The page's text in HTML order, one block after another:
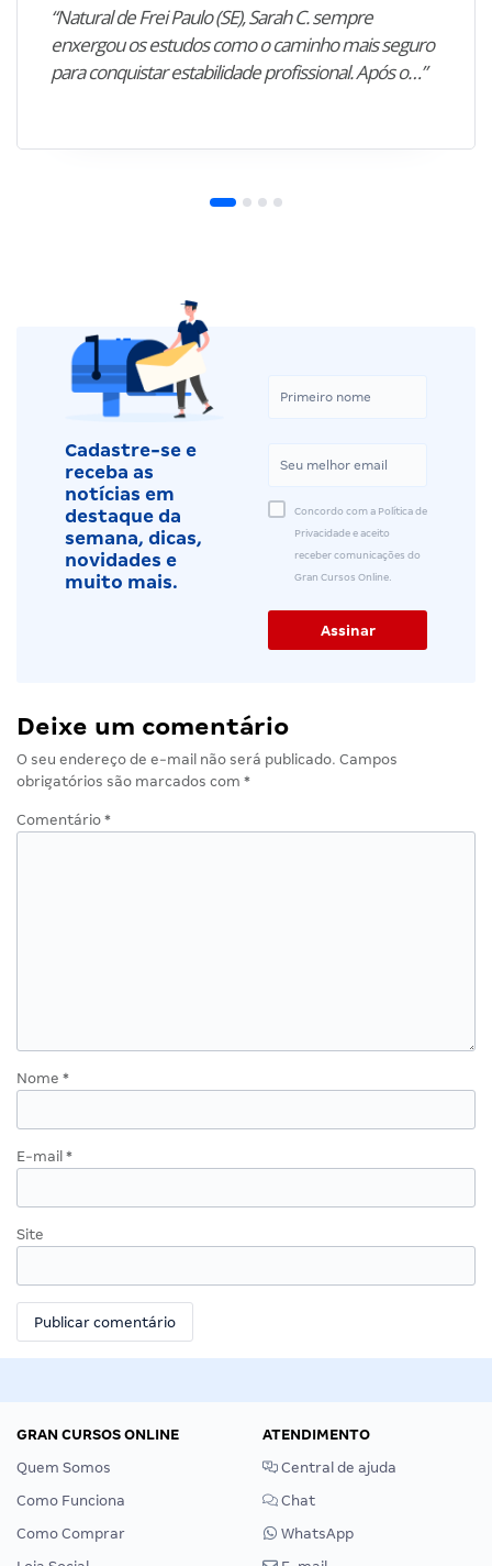
“Natural de Frei Paulo (SE), Sarah C. sempre
enxergou os estudos como o caminho mais seguro
para conquistar estabilidade profissional. Após o…”
Cadastre-se e
receba as
notícias em
destaque da
semana, dicas,
novidades e
muito mais.
Concordo com a Política de
Privacidade e aceito
receber comunicações do
Gran Cursos Online.
Deixe um comentário
O seu endereço de e-mail não será publicado. Campos
obrigatórios são marcados com *
Comentário *
Nome *
E-mail *
Site
GRAN CURSOS ONLINE
Quem Somos
Como Funciona
Como Comprar
ATENDIMENTO
Central de ajuda
Chat
WhatsApp